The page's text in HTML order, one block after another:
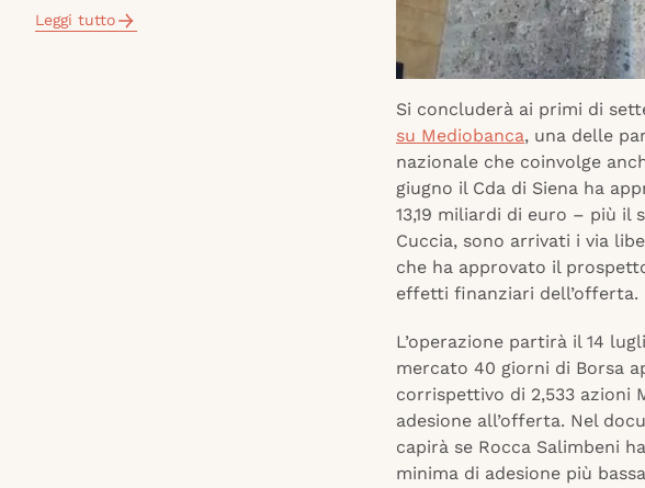
Leggi tutto
Si concluderà ai primi di
su Mediobanca, una delle
nazionale che coinvolge
giugno il Cda di Siena ha
13,19 miliardi di euro – più il
Cuccia, sono arrivati i via
che ha approvato il
effetti finanziari dell’offerta.
L’operazione partirà il 14
mercato 40 giorni di Borsa
corrispettivo di 2,533 azioni
adesione all’offerta. Nel
capirà se Rocca Salimbeni
minima di adesione più